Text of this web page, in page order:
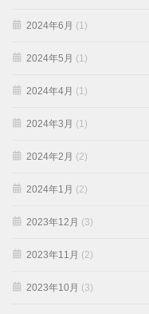
2024年6月 (1)
2024年5月 (1)
2024年4月 (1)
2024年3月 (1)
2024年2月 (2)
2024年1月 (2)
2023年12月 (3)
2023年11月 (2)
2023年10月 (3)